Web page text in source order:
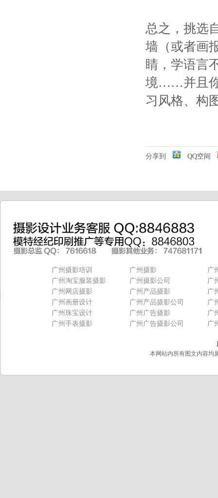
总之，挑选
墙（或者画
睛，学语言
境……并且你
习风格、构
分享到 QQ空间
广州摄影培训 广州摄影
广
广州淘宝服装摄影
广州摄影公司
广
广州网店摄影
广州产品摄影
广
广州画册设计
广州产品摄影公司
广
广州珠宝设计
广州广告摄影
广
广州手表摄影
广州广告摄影公司 广
本网站内所有图文内容